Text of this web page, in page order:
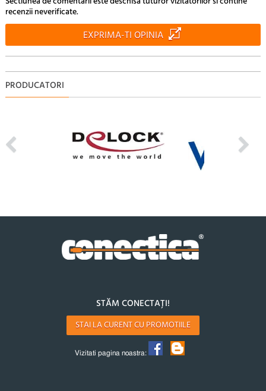
recenzii neverificate.
EXPRIMA-TI OPINIA
PRODUCATORI
STĂM CONECTAȚI!
STAI LA CURENT CU PROMOTIILE
Vizitati pagina noastra: